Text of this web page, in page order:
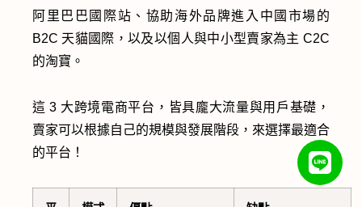
阿里巴巴國際站、協助海外品牌進入中國市場的
B2C 天貓國際，以及以個人與中小型賣家為主 C2C
的淘寶。
這 3 大跨境電商平台，皆具龐大流量與用戶基礎，
賣家可以根據自己的規模與發展階段，來選擇最適合
的平台！